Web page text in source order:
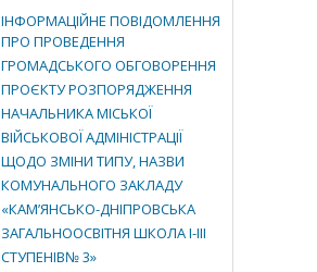
ІНФОРМАЦІЙНЕ ПОВІДОМЛЕННЯ
ПРО ПРОВЕДЕННЯ
ГРОМАДСЬКОГО ОБГОВОРЕННЯ
ПРОЄКТУ РОЗПОРЯДЖЕННЯ
НАЧАЛЬНИКА МІСЬКОЇ
ВІЙСЬКОВОЇ АДМІНІСТРАЦІЇ
ЩОДО ЗМІНИ ТИПУ, НАЗВИ
КОМУНАЛЬНОГО ЗАКЛАДУ
«КАМ’ЯНСЬКО-ДНІПРОВСЬКА
ЗАГАЛЬНООСВІТНЯ ШКОЛА І-ІІІ
СТУПЕНІВ№ 3»